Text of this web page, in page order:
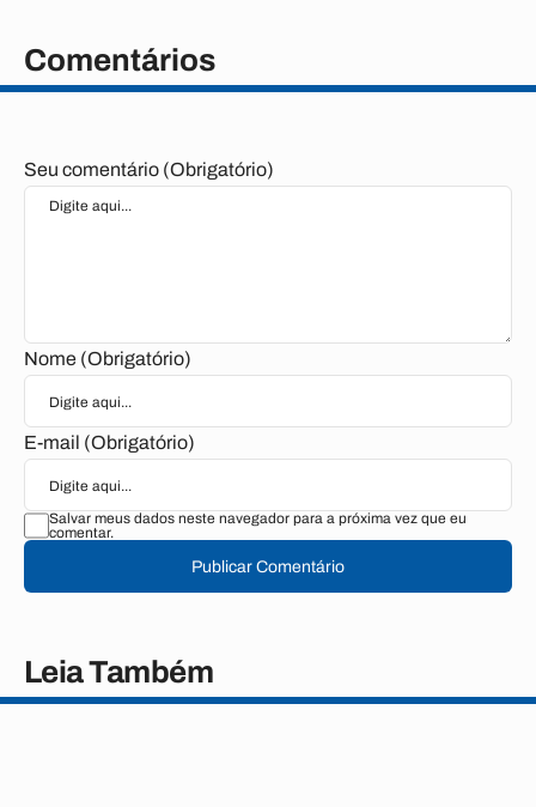
Comentários
Seu comentário (Obrigatório)
Nome (Obrigatório)
E-mail (Obrigatório)
Salvar meus dados neste navegador para a próxima vez que eu
comentar.
Publicar Comentário
Leia Também